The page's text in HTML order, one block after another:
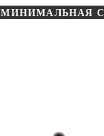
МИНИМАЛЬНАЯ